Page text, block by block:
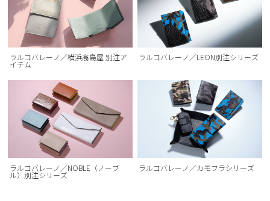
ラルコバレーノ／横浜髙島屋 別注ア
イテム
ラルコバレーノ／LEON別注シリーズ
ラルコバレーノ／NOBLE（ノーブ
ル）別注シリーズ
ラルコバレーノ／カモフラシリーズ